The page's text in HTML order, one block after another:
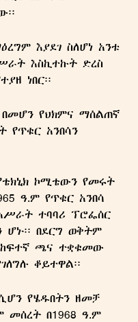
እያደገ ስለሆነ አንቱ
እስኪተኩት ድረስ
ነበር፡፡
የህክምና ማሰልጠኛ
የጥቁር አንበሳን
ኮሚቴውን የመሩት
ዓ.ም የጥቁር አንበሳ
ተባባሪ ፕሮፌሰር
በደርግ ወቅትም
ከፍተኛ ጫና ተቋቁመው
ቆይተዋል፡፡
የሄዱበትን ዘመቻ
መሰረት በ1968 ዓ.ም